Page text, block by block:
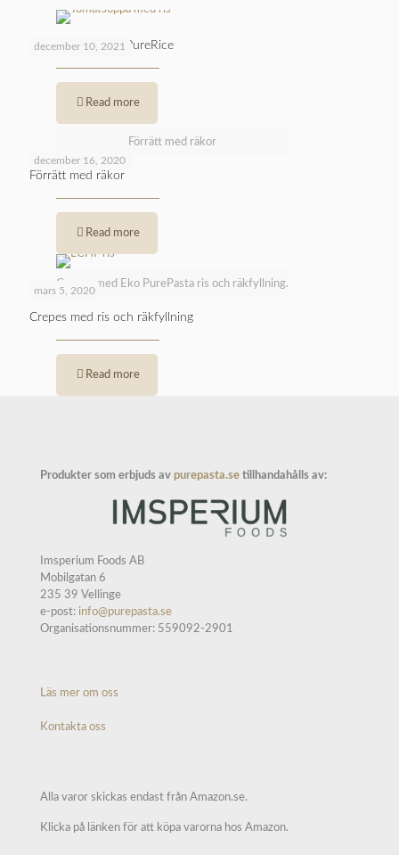
december 10, 2021
Tomatsoppa med PureRice
Read more
Förrätt med räkor
december 16, 2020
Förrätt med räkor
Read more
Crepes med Eko PurePasta ris och räkfyllning.
mars 5, 2020
Crepes med ris och räkfyllning
Read more
Produkter som erbjuds av purepasta.se tillhandahålls av:
Imsperium Foods AB
Mobilgatan 6
235 39 Vellinge
e-post: info@purepasta.se
Organisationsnummer: 559092-2901
Läs mer om oss
Kontakta oss
Alla varor skickas endast från Amazon.se.
Klicka på länken för att köpa varorna hos Amazon.